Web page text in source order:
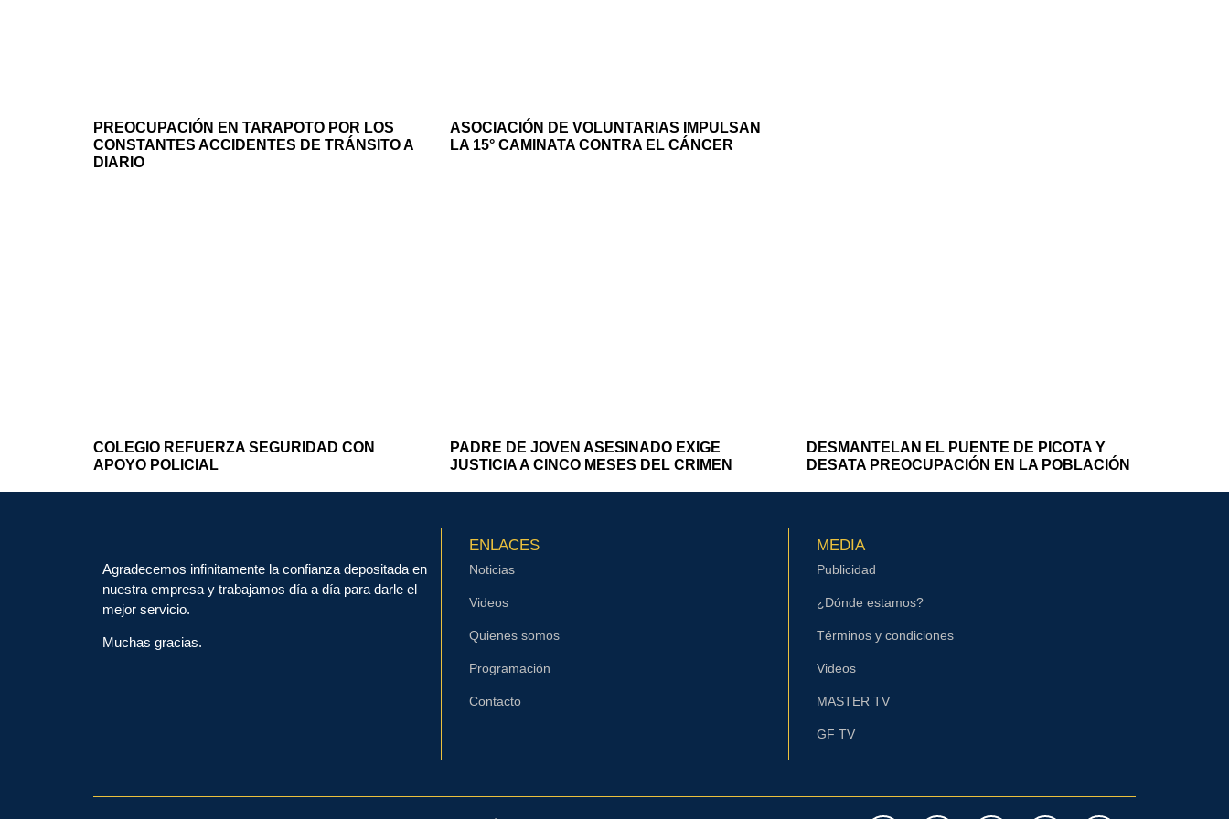
PREOCUPACIÓN EN TARAPOTO POR LOS
CONSTANTES ACCIDENTES DE TRÁNSITO A
DIARIO
ASOCIACIÓN DE VOLUNTARIAS IMPULSAN
LA 15° CAMINATA CONTRA EL CÁNCER
COLEGIO REFUERZA SEGURIDAD CON
APOYO POLICIAL
PADRE DE JOVEN ASESINADO EXIGE
JUSTICIA A CINCO MESES DEL CRIMEN
DESMANTELAN EL PUENTE DE PICOTA Y
DESATA PREOCUPACIÓN EN LA POBLACIÓN
Agradecemos infinitamente la confianza depositada en
nuestra empresa y trabajamos día a día para darle el
mejor servicio.
Muchas gracias.
ENLACES
Noticias
Videos
Quienes somos
Programación
Contacto
MEDIA
Publicidad
¿Dónde estamos?
Términos y condiciones
Videos
MASTER TV
GF TV